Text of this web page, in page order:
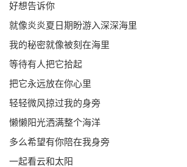
好想告诉你
就像炎炎夏日期盼游入深深海里
我的秘密就像被刻在海里
等待有人把它拾起
把它永远放在你心里
轻轻微风掠过我的身旁
懒懒阳光洒满整个海洋
多么希望有你陪在我身旁
一起看云和太阳